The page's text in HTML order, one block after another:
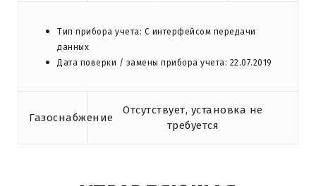
Тип прибора учета: С интерфейсом передачи
данных
Дата поверки / замены прибора учета: 22.07.2019
Газоснабжение
Отсутствует, установка не
требуется